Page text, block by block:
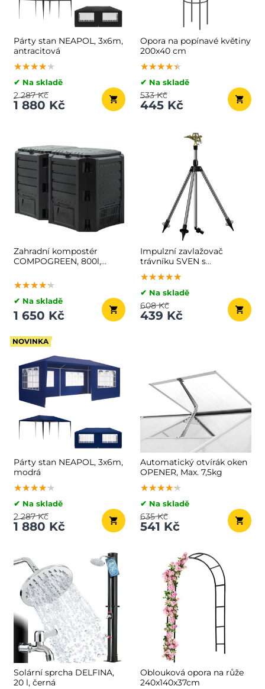
Párty stan NEAPOL, 3x6m,
antracitová
★★★★★
★★★★★
★★★★★
✔ Na skladě
1 880 Kč
2 287 Kč
Opora na popínavé květiny
200x40 cm
★★★★★
★★★★★
★★★★★
✔ Na skladě
445 Kč
533 Kč
Zahradní kompostér
COMPOGREEN, 800l,
★★★★★
★★★★★
★★★★★
✔ Na skladě
1 650 Kč
Impulzní zavlažovač
trávníku SVEN s
teleskopickým stojanem
30-360°
★★★★★
★★★★★
★★★★★
✔ Na skladě
439 Kč
608 Kč
NOVINKA
Párty stan NEAPOL, 3x6m,
modrá
★★★★★
★★★★★
★★★★★
✔ Na skladě
1 880 Kč
2 287 Kč
Automatický otvírák oken
OPENER, Max. 7,5kg
★★★★★
★★★★★
★★★★★
✔ Na skladě
541 Kč
635 Kč
Solární sprcha DELFINA,
20 l, černá
Oblouková opora na růže
240x140x37cm